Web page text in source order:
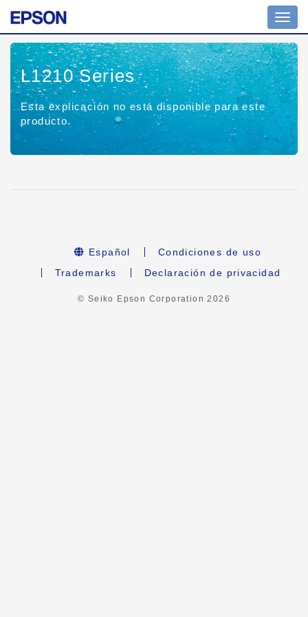
L1210 Series
Esta explicación no está disponible para este
producto.
Español
Condiciones de uso
Trademarks
Declaración de privacidad
© Seiko Epson Corporation2026